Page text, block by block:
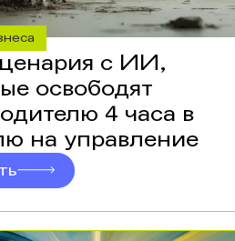
с ИИ,
освободят
4 часа в
на управление